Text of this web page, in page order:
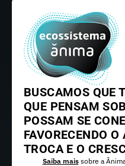
BUSCAMOS QUE
QUE PENSAM
POSSAM SE
FAVORECENDO
TROCA E O
Saiba maissobre a